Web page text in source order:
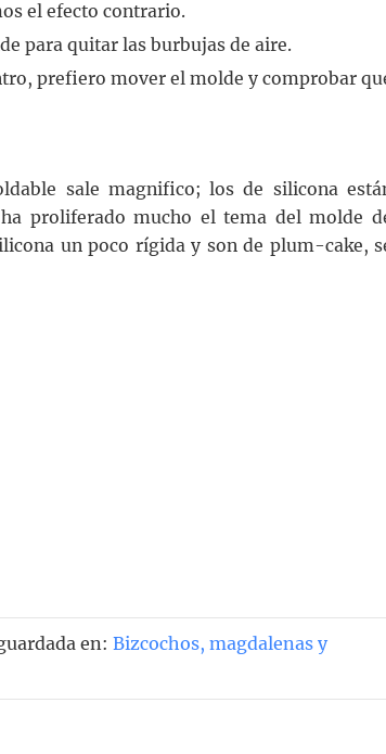
el efecto contrario.
para quitar las burbujas de aire.
prefiero mover el molde y comprobar
sale magnifico; los de silicona
proliferado mucho el tema del molde
un poco rígida y son de plum-cake,
en: Bizcochos, magdalenas y